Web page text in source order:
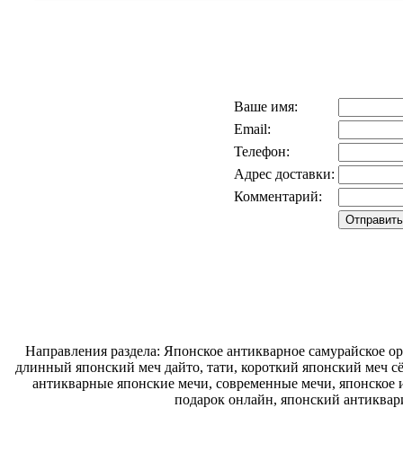
Ваше имя:
Email:
Телефон:
Адрес доставки:
Комментарий:
Направления раздела: Японское антикварное самурайское
длинный японский меч дайто, тати, короткий японский меч
антикварные японские мечи, современные мечи, японское
подарок онлайн, японский